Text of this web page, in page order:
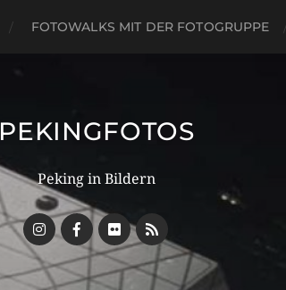
FOTOWALKS MIT DER FOTOGRUPPE
PEKINGFOTOS
Peking in Bildern